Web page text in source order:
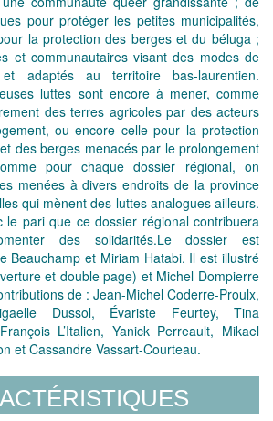
pour protéger les petites municipalités,
la protection des berges et du béluga ;
et communautaires visant des modes de
adaptés au territoire bas-laurentien.
luttes sont encore à mener, comme
des terres agricoles par des acteurs
ou encore celle pour la protection
des berges menacés par le prolongement
pour chaque dossier régional, on
menées à divers endroits de la province
qui mènent des luttes analogues ailleurs.
le pari que ce dossier régional contribuera
des solidarités.Le dossier est
Beauchamp et Miriam Hatabi. Il est illustré
et double page) et Michel Dompierre
de : Jean-Michel Coderre-Proulx,
Dussol, Évariste Feurtey, Tina
L’Italien, Yanick Perreault, Mikael
et Cassandre Vassart-Courteau.